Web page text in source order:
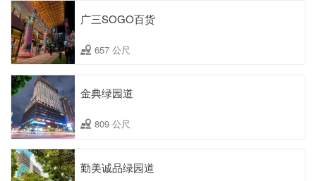
广三SOGO百货
657 公尺
金典绿园道
809 公尺
勤美诚品绿园道